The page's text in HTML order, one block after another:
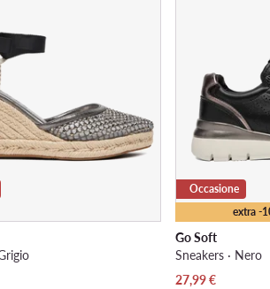
extra -
Occasione
Go Soft
Sneakers · Nero
Prezzo attuale
27,99€